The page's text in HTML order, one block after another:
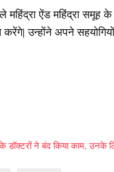
ऐंड महिंद्रा
उन्होंने अपने
ने बंद किया काम, उनके